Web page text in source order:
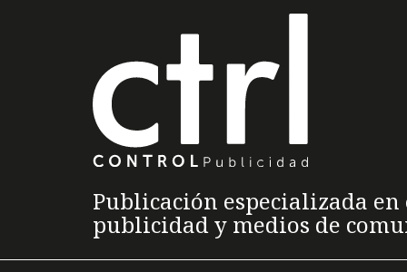
Publicación especializada
publicidad y medios de